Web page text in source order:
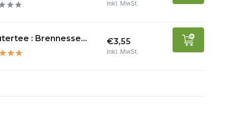
Inkl. MwSt.
: Brennesse... €3,55
Inkl. MwSt.